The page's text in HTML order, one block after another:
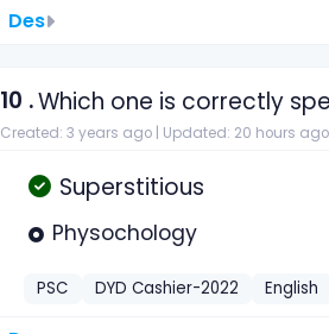
Des
10 .Which one is correctly
Created: 3 years ago | Updated: 20 hours ago
Superstitious
Physochology
PSC DYD Cashier-2022 English